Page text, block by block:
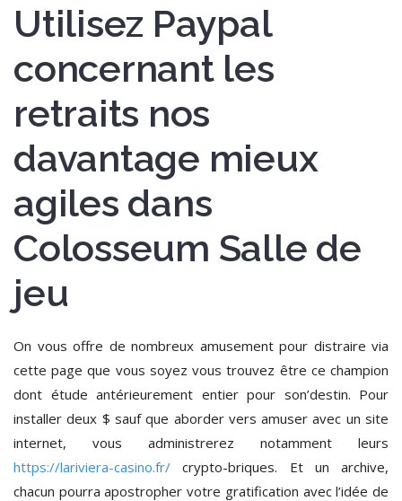
Utilisez Paypal
concernant les
retraits nos
davantage mieux
agiles dans
Colosseum Salle de
jeu
On vous offre de nombreux amusement pour distraire via
cette page que vous soyez vous trouvez être ce champion
dont étude antérieurement entier pour son’destin. Pour
installer deux $ sauf que aborder vers amuser avec un site
internet, vous administrerez notamment leurs
https://lariviera-casino.fr/ crypto-briques. Et un archive,
chacun pourra apostropher votre gratification avec l’idée de